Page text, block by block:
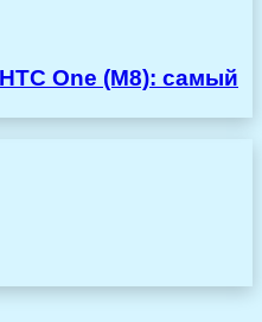
One (M8): самый